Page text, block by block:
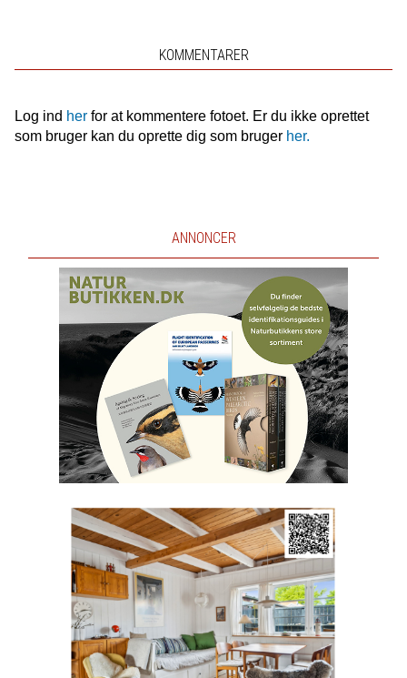
KOMMENTARER
Log ind herfor at kommentere fotoet. Er du ikke oprettet
som bruger kan du oprette dig som bruger her.
ANNONCER